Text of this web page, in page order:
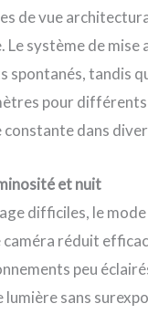
de vue
Le système de
spontanés, tandis
pour
dans
et nuit
difficiles, le
caméra réduit
peu
sans